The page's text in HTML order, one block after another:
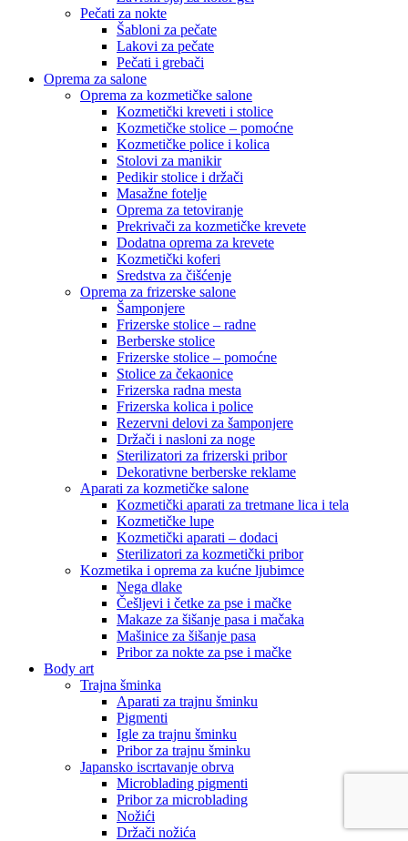
Pečati za nokte
Šabloni za pečate
Lakovi za pečate
Pečati i grebači
Oprema za salone
Oprema za kozmetičke salone
Kozmetički kreveti i stolice
Kozmetičke stolice – pomoćne
Kozmetičke police i kolica
Stolovi za manikir
Pedikir stolice i držači
Masažne fotelje
Oprema za tetoviranje
Prekrivači za kozmetičke krevete
Dodatna oprema za krevete
Kozmetički koferi
Sredstva za čišćenje
Oprema za frizerske salone
Šamponjere
Frizerske stolice – radne
Berberske stolice
Frizerske stolice – pomoćne
Stolice za čekaonice
Frizerska radna mesta
Frizerska kolica i police
Rezervni delovi za šamponjere
Držači i nasloni za noge
Sterilizatori za frizerski pribor
Dekorativne berberske reklame
Aparati za kozmetičke salone
Kozmetički aparati za tretmane lica i tela
Kozmetičke lupe
Kozmetički aparati – dodaci
Sterilizatori za kozmetički pribor
Kozmetika i oprema za kućne ljubimce
Nega dlake
Češljevi i četke za pse i mačke
Makaze za šišanje pasa i mačaka
Mašinice za šišanje pasa
Pribor za nokte za pse i mačke
Body art
Trajna šminka
Aparati za trajnu šminku
Pigmenti
Igle za trajnu šminku
Pribor za trajnu šminku
Japansko iscrtavanje obrva
Microblading pigmenti
Pribor za microblading
Nožići
Držači nožića